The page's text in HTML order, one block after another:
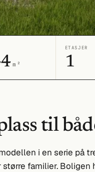
m²
ETASJER
1
til
i en serie på
familier. Boligen